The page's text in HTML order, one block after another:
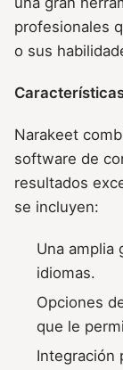
profesionales
o sus
Narakeet
software de
resultados
se incluyen:
Una amplia
idiomas.
Opciones
que le
Integración